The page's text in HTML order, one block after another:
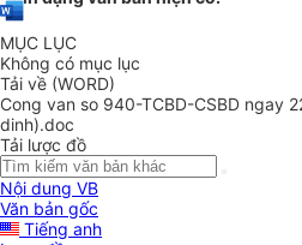
MỤC LỤC
Không có mục lục
Tải về (WORD)
Cong van so 940-TCBD-CSBD ngay
dinh).doc
Tải lược đồ
Nội dung VB
Văn bản gốc
Tiếng anh